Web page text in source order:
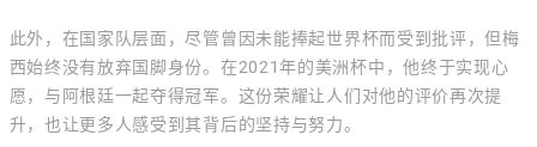
此外，在国家队层面，尽管曾因未能捧起世界杯而受到批评，但梅
西始终没有放弃国脚身份。在2021年的美洲杯中，他终于实现心
愿，与阿根廷一起夺得冠军。这份荣耀让人们对他的评价再次提
升，也让更多人感受到其背后的坚持与努力。